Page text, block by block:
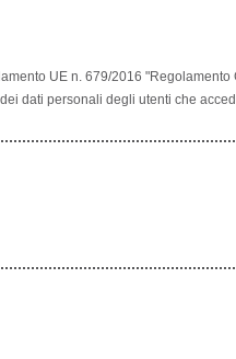
UE n. 679/2016
dati personali degli utenti che